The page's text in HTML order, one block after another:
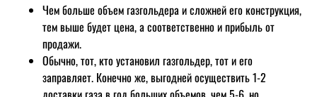
Чем больше объем газгольдера и сложней его конструкция,
тем выше будет цена, а соответственно и прибыль от
продажи.
Обычно, тот, кто установил газгольдер, тот и его
заправляет. Конечно же, выгодней осуществить 1-2